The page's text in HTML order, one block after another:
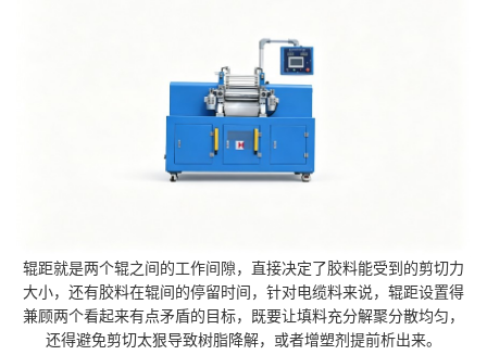
辊距就是两个辊之间的工作间隙，直接决定了胶料能受到的剪切力
大小，还有胶料在辊间的停留时间，针对电缆料来说，辊距设置得
兼顾两个看起来有点矛盾的目标，既要让填料充分解聚分散均匀，
还得避免剪切太狠导致树脂降解，或者增塑剂提前析出来。